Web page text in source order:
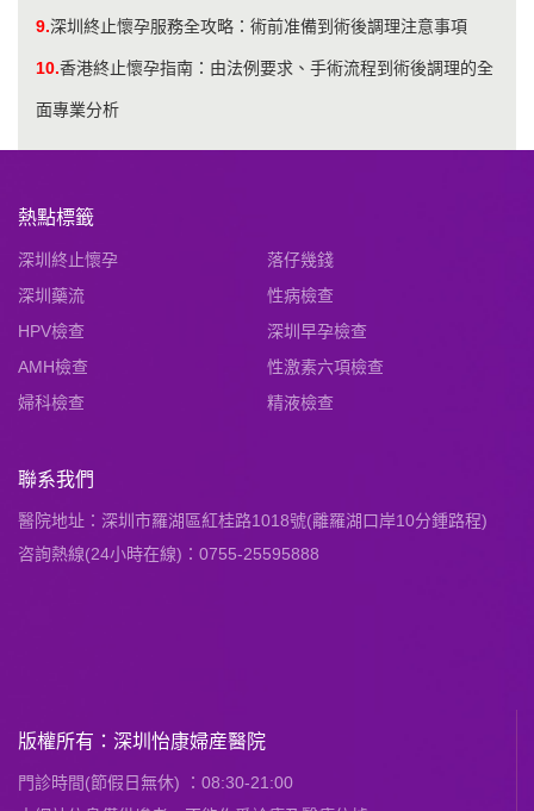
9.深圳終止懷孕服務全攻略：術前准備到術後調理注意事項
10.香港終止懷孕指南：由法例要求、手術流程到術後調理的全
面專業分析
熱點標籤
深圳終止懷孕
落仔幾錢
深圳藥流
性病檢查
HPV檢查
深圳早孕檢查
AMH檢查
性激素六項檢查
婦科檢查
精液檢查
聯系我們
醫院地址：深圳市羅湖區紅桂路1018號(離羅湖口岸10分鍾路程)
咨詢熱線(24小時在線)：0755-25595888
版權所有：深圳怡康婦産醫院
門診時間(節假日無休) ：08:30-21:00